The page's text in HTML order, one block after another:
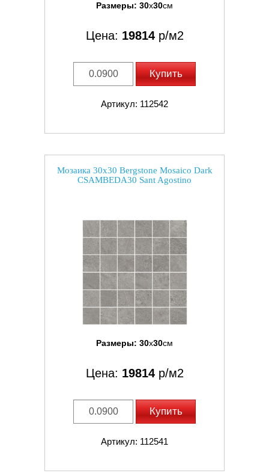
Размеры: 30x30см
Цена: 19814р/м2
Купить
Артикул: 112542
Мозаика 30x30 Bergstone Mosaico Dark
CSAMBEDA30 Sant Agostino
Размеры: 30x30см
Цена: 19814р/м2
Купить
Артикул: 112541